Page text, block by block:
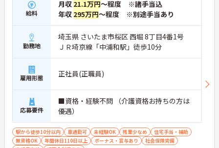
給料
月収 21.1万円～程度 ※諸手当込
年収 295万円～程度 ※別途手当あり
勤務地
埼玉県 さいたま市桜区 西堀 8丁目4番1号
ＪＲ埼京線「中浦和駅」徒歩10分
雇用形態 正社員(正職員)
応募要件
■資格・経験不問 （介護資格お持ちの方は
優遇）
駅から徒歩10分以内 車通勤可 未経験OK 残業少なめ
住宅手当・補助
無資格OK
年間休日110日以上 ボーナス・賞与あり
社会保険完備